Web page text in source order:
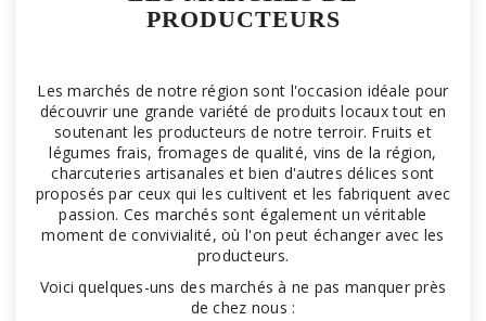
PRODUCTEURS
Les marchés de notre région sont l'occasion idéale pour
découvrir une grande variété de produits locaux tout en
soutenant les producteurs de notre terroir. Fruits et
légumes frais, fromages de qualité, vins de la région,
charcuteries artisanales et bien d'autres délices sont
proposés par ceux qui les cultivent et les fabriquent avec
passion. Ces marchés sont également un véritable
moment de convivialité, où l'on peut échanger avec les
producteurs.
Voici quelques-uns des marchés à ne pas manquer près
de chez nous :